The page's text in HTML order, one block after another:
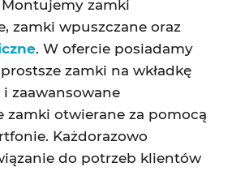
zamki
zamki wpuszczane oraz
. W ofercie posiadamy
zamki na wkładkę
zaawansowane
zamki otwierane za pomocą
Każdorazowo
do potrzeb klientów